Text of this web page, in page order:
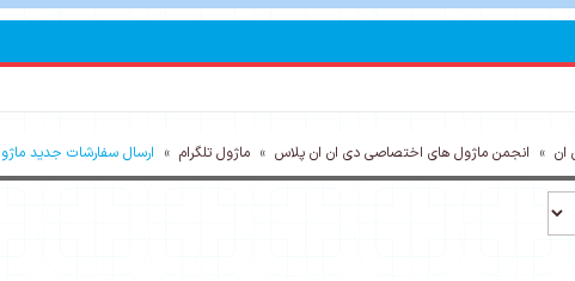
ان » انجمن ماژول های اختصاصی دی ان ان پلاس » ماژول تلگرام » ارسال سفارشات جدید